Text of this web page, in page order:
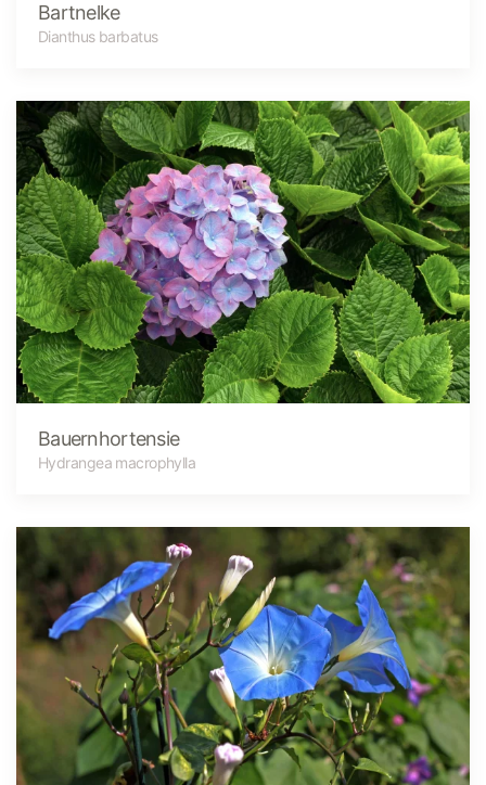
Bartnelke
Dianthus barbatus
Bauernhortensie
Hydrangea macrophylla